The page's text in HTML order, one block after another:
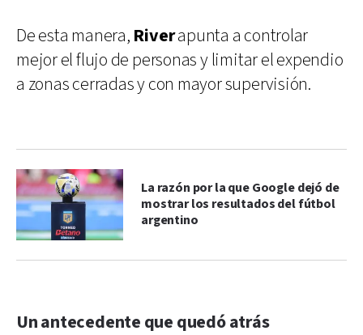
De esta manera, Riverapunta a controlar
mejor el flujo de personas y limitar el expendio
a zonas cerradas y con mayor supervisión.
La razón por la que Google dejó de
mostrar los resultados del fútbol
argentino
Un antecedente que quedó atrás